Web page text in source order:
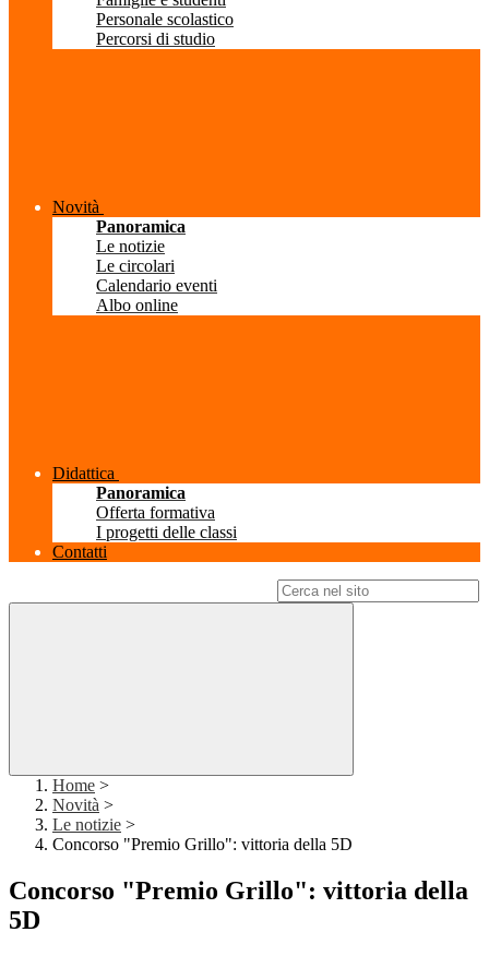
Personale scolastico
Percorsi di studio
Novità
Panoramica
Le notizie
Le circolari
Calendario eventi
Albo online
Didattica
Panoramica
Offerta formativa
I progetti delle classi
Contatti
Home >
Novità >
Le notizie >
Concorso "Premio Grillo": vittoria della 5D
Concorso "Premio Grillo": vittoria della
5D